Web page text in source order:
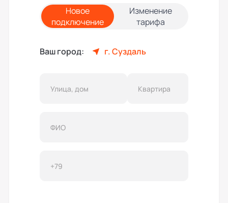
Новое
подключение
Изменение
тарифа
Ваш город: г. Суздаль